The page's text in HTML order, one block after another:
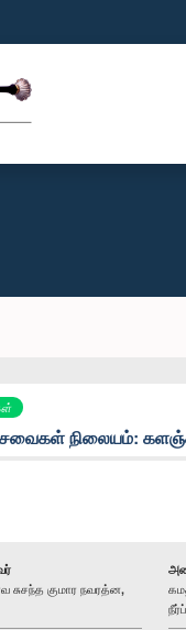
நிலையம்:
குமார நவரத்ன,